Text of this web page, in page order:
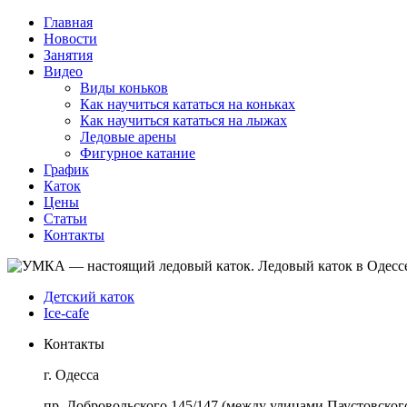
Главная
Новости
Занятия
Видео
Виды коньков
Как научиться кататься на коньках
Как научиться кататься на лыжах
Ледовые арены
Фигурное катание
График
Каток
Цены
Статьи
Контакты
Детский каток
Ice-cafe
Контакты
г. Одесса